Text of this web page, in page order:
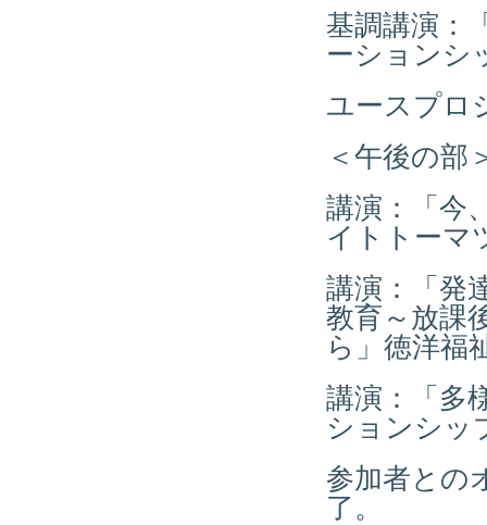
基調講演：
ーションシ
ユースプロ
＜午後の部
講演：「今
イトトー
講演：「発
教育～放課
ら」徳洋
講演：「多
ションシッ
参加者との
了。